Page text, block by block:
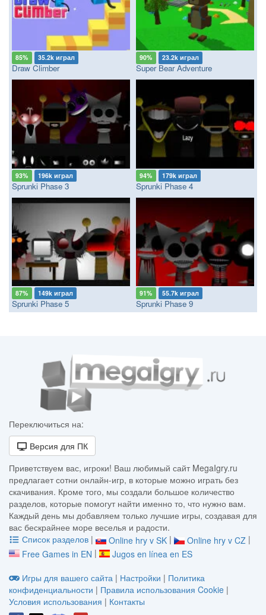
85% 35.2k играл
Draw Climber
90% 23.2k играл
Super Bear Adventure
93% 196k играл
Sprunki Phase 3
94% 179k играл
Sprunki Phase 4
87% 149k играл
Sprunki Phase 5
91% 55.7k играл
Sprunki Phase 9
Переключиться на:
Версия для ПК
Приветствуем вас, игроки! Ваш любимый сайт MegaIgry.ru
предлагает сотни онлайн-игр, в которые можно играть без
скачивания. Кроме того, мы создали большое количество
разделов, которые помогут найти именно то, что нужно вам.
Каждый день мы добавляем только лучшие игры, создавая для
вас бескрайнее море веселья и радости.
Список разделов | Online hry v SK | Online hry v CZ |
Free Games in EN |
Jugos en línea en ES
Игры для вашего сайта | Настройки | Политика
конфиденциальности | Правила использования Cookie |
Условия использования | Контакты